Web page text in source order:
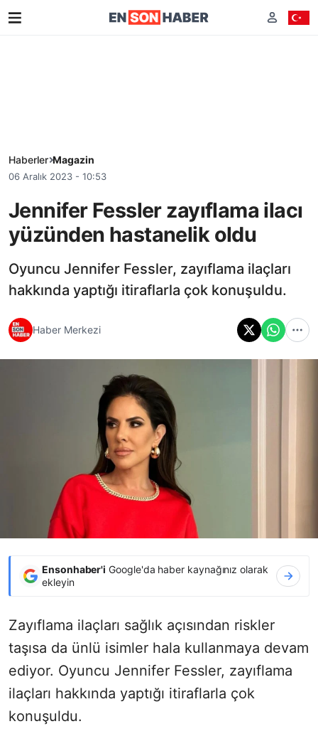
Haberler Magazin
06 Aralık 2023 - 10:53
Jennifer Fessler zayıflama ilacı
yüzünden hastanelik oldu
Oyuncu Jennifer Fessler, zayıflama ilaçları
hakkında yaptığı itiraflarla çok konuşuldu.
Haber Merkezi
Ensonhaber'i Google'da haber kaynağınız olarak
ekleyin
Zayıflama ilaçları sağlık açısından riskler
taşısa da ünlü isimler hala kullanmaya devam
ediyor. Oyuncu Jennifer Fessler, zayıflama
ilaçları hakkında yaptığı itiraflarla çok
konuşuldu.